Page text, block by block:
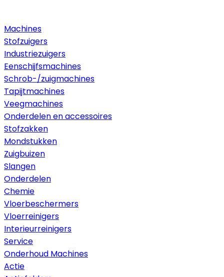
Machines
Stofzuigers
Industriezuigers
Eenschijfsmachines
Schrob-/zuigmachines
Tapijtmachines
Veegmachines
Onderdelen en accessoires
Stofzakken
Mondstukken
Zuigbuizen
Slangen
Onderdelen
Chemie
Vloerbeschermers
Vloerreinigers
Interieurreinigers
Service
Onderhoud Machines
Actie